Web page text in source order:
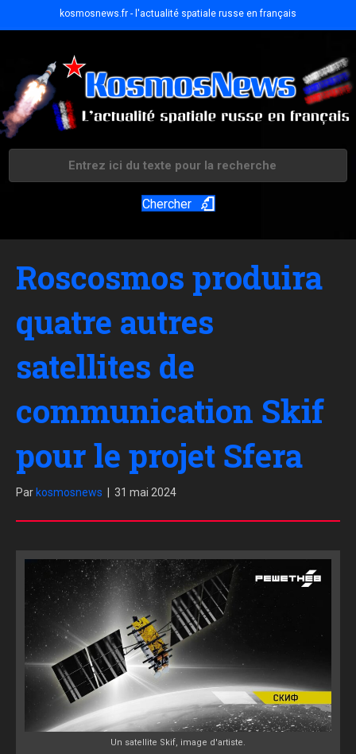
kosmosnews.fr - l'actualité spatiale russe en français
Chercher
Roscosmos produira
quatre autres
satellites de
communication Skif
pour le projet Sfera
Par kosmosnews 31 mai 2024
Un satellite Skif, image d'artiste.